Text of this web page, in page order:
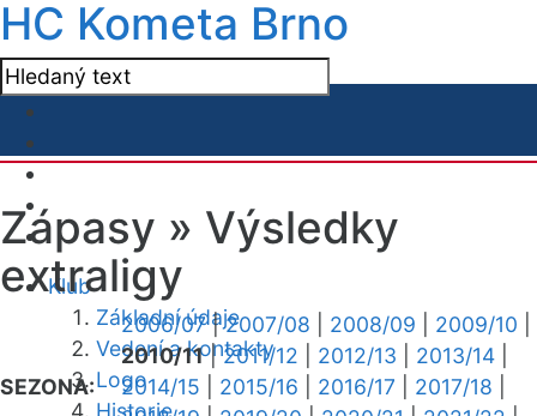
HC Kometa Brno
Klub
Základní údaje
Vedení a kontakty
Logo
Historie
Zápasy » Výsledky
extraligy
SEZONA:
2006/07|2007/08 2008/09 2009/10
2010/11|2011/12 2012/13 2013/14
2014/15
2015/16 2016/17 2017/18